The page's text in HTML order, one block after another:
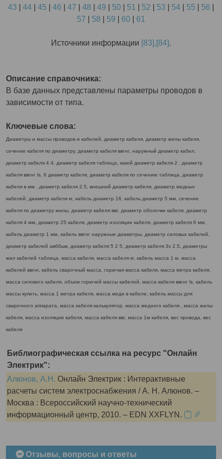
43 44 45 46 47 48 49 50 51 52 53 54 55 56
57
58 59 60 61
Источники информации [83],[84].
Описание справочника:
В базе данных представлены параметры проводов в
зависимости от типа.
Ключевые слова:
Диаметры и массы проводов и кабелей, диаметр кабеля, диаметр жилы кабеля,
сечение кабеля по диаметру, диаметр кабеля ввгнг, наружный диаметр кабел,
диаметр кабеля 4 4, диаметр кабеля таблица, какой диаметр кабеля 2 , диаметр
кабеля ввгнг ls, 6 диаметр кабеля, диаметр кабеля по сечению таблица, диаметр
кабеля в мм , диаметр кабеля 2.5, внешний диаметр кабеля, диаметр медных
кабелей, диаметр кабеля кг, кабель диаметр 16, кабель диаметр 5 мм, сечение
кабеля по диаметру жилы, диаметр кабеля ввг, диаметр оболочки кабеля, диаметр
кабеля 4 мм, диаметр 25 кабеля, диаметр изоляции кабеля, диаметр кабеля 6 мм,
кабель диаметр 1 мм, кабель ввгнг наружные диаметры, диаметр силовых кабелей,
диаметр кабелей авббшв, диаметр кабеля 5 2 5, диаметр кабеля 3х 2.5, диаметры
жил кабелей таблица, масса кабеля, масса кабеля кг, кабель масса 1 м, масса
кабелей ввгнг, кабель сварочный масса, горючая масса кабеля, масса метра кабеля,
масса силового кабеля, объем горючей массы кабелей, масса кабеля ввгнг ls, кабель
массы купить, масса 1 метра кабеля, масса меди в кабеле, кабель массы для
сварочного аппарата, масса кабеля калькулятор, масса медного кабеля , масса жилы
кабеля, масса изоляции кабеля, масса кабеля ввг, масса 1м кабеля, вес провода, вес
кабеля
Библиографическая ссылка на ресурс "Онлайн
Электрик":
Алюнов, А.Н. Онлайн Электрик : Интерактивные
расчеты систем электроснабжения / А. Н. Алюнов. –
Москва : Всероссийский научно-технический
информационный центр, 2010. – EDN XXFLYN.
Отзывы, вопросы и ответы